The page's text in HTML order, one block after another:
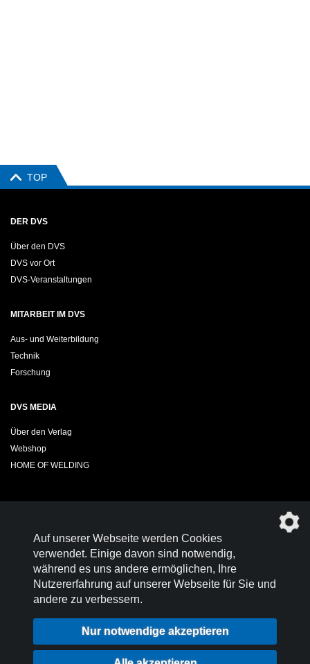
TOP
DER DVS
Über den DVS
DVS vor Ort
DVS-Veranstaltungen
MITARBEIT IM DVS
Aus- und Weiterbildung
Technik
Forschung
DVS MEDIA
Über den Verlag
Webshop
HOME OF WELDING
Werden SieMitglied im DVS!
Nutzungsbedingungen
Impressum
Auf unserer Webseite werden Cookies
verwendet. Einige davon sind notwendig,
während es uns andere ermöglichen, Ihre
Nutzererfahrung auf unserer Webseite für Sie und
andere zu verbessern.
Nur notwendige akzeptieren